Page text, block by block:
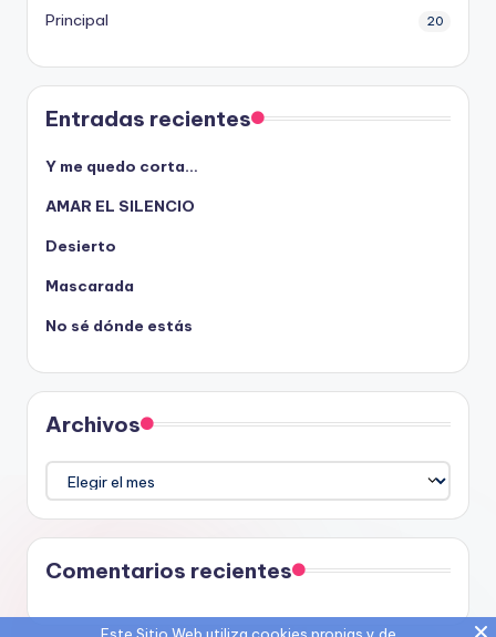
Principal 20
Entradas recientes
Y me quedo corta…
AMAR EL SILENCIO
Desierto
Mascarada
No sé dónde estás
Archivos
Archivos
Comentarios recientes